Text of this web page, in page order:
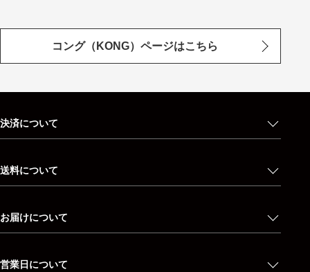
コング（KONG）ページはこちら
決済について
送料について
お届けについて
営業日について